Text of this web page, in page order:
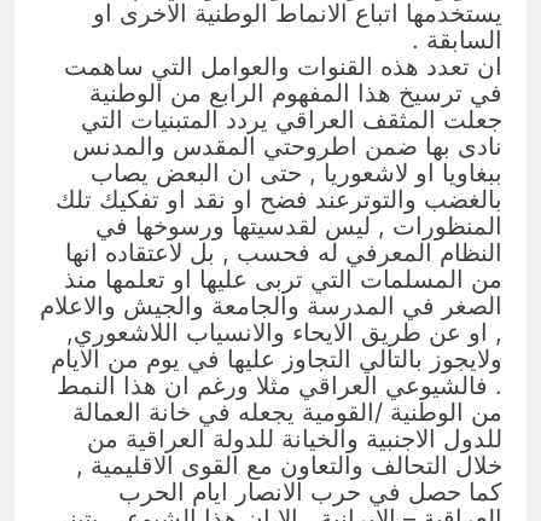
يستخدمها اتباع الانماط الوطنية الاخرى او
السابقة .
ان تعدد هذه القنوات والعوامل التي ساهمت
في ترسيخ هذا المفهوم الرابع من الوطنية
جعلت المثقف العراقي يردد المتبنيات التي
نادى بها ضمن اطروحتي المقدس والمدنس
ببغاويا او لاشعوريا , حتى ان البعض يصاب
بالغضب والتوترعند فضح او نقد او تفكيك تلك
المنظورات , ليس لقدسيتها ورسوخها في
النظام المعرفي له فحسب , بل لاعتقاده انها
من المسلمات التي تربى عليها او تعلمها منذ
الصغر في المدرسة والجامعة والجيش والاعلام
, او عن طريق الايحاء والانسياب اللاشعوري,
ولايجوز بالتالي التجاوز عليها في يوم من الايام
. فالشيوعي العراقي مثلا ورغم ان هذا النمط
من الوطنية /القومية يجعله في خانة العمالة
للدول الاجنبية والخيانة للدولة العراقية من
خلال التحالف والتعاون مع القوى الاقليمية ,
كما حصل في حرب الانصار ايام الحرب